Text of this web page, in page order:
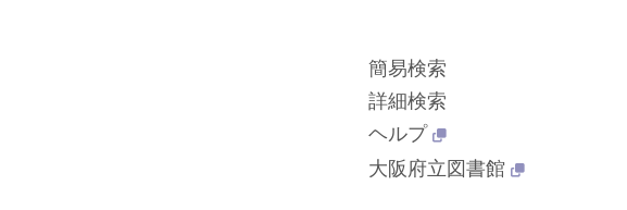
簡易検索
詳細検索
ヘルプ
大阪府立図書館